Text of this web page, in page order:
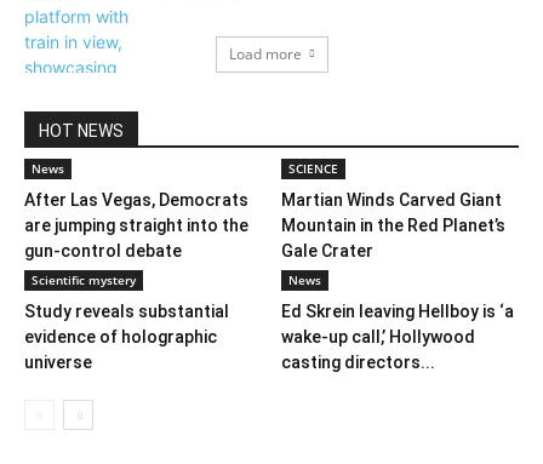
Load more
HOT NEWS
News
After Las Vegas, Democrats
are jumping straight into the
gun-control debate
SCIENCE
Martian Winds Carved Giant
Mountain in the Red Planet’s
Gale Crater
Scientific mystery
Study reveals substantial
evidence of holographic
universe
News
Ed Skrein leaving Hellboy is ‘a
wake-up call,’ Hollywood
casting directors...